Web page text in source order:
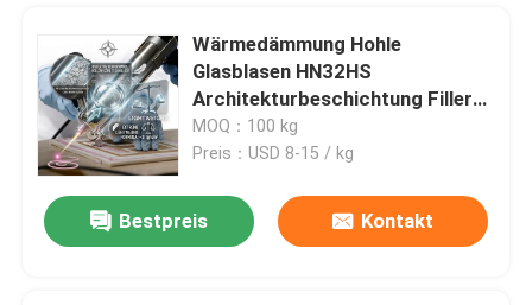
Wärmedämmung Hohle
Glasblasen HN32HS
Architekturbeschichtung Filler
Niedrige Leitfähigkeit 0,108
W/mK
MOQ：100 kg
Preis：USD 8-15 / kg
Bestpreis Kontakt